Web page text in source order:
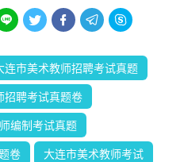
    
连市美术教师招聘考试真题
招聘考试真题卷
编制考试真题
卷 大连市美术教师考试